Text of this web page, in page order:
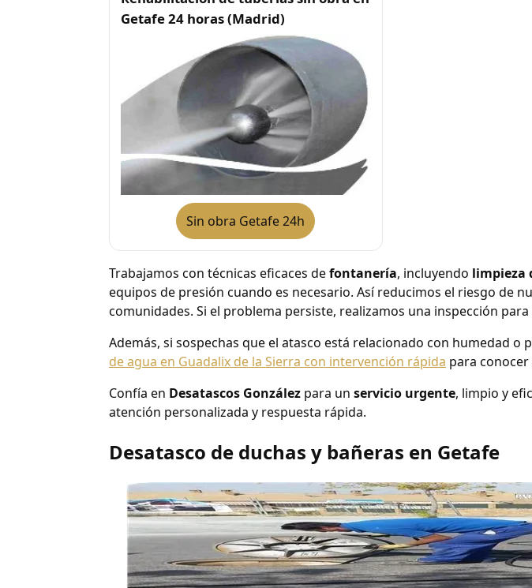
Getafe 24 horas (Madrid)
Sin obra Getafe 24h
Trabajamos con técnicas eficaces defontanería, incluyendo limpieza
equipos de presión cuando es necesario. Así reducimos el riesgo de
comunidades. Si el problema persiste, realizamos una inspección
Además, si sospechas que el atasco está relacionado con humedad
de agua en Guadalix de la Sierra con intervención rápida para
Confía en Desatascos González para un servicio urgente, limpio y
atención personalizada y respuesta rápida.
Desatasco de duchas y bañeras en Getafe